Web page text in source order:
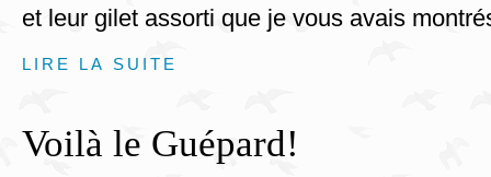
et leur gilet assorti que je vous avais
LIRE LA SUITE
Voilà le Guépard!